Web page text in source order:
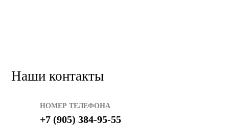
Наши контакты
НОМЕР ТЕЛЕФОНА
+7 (905) 384-95-55